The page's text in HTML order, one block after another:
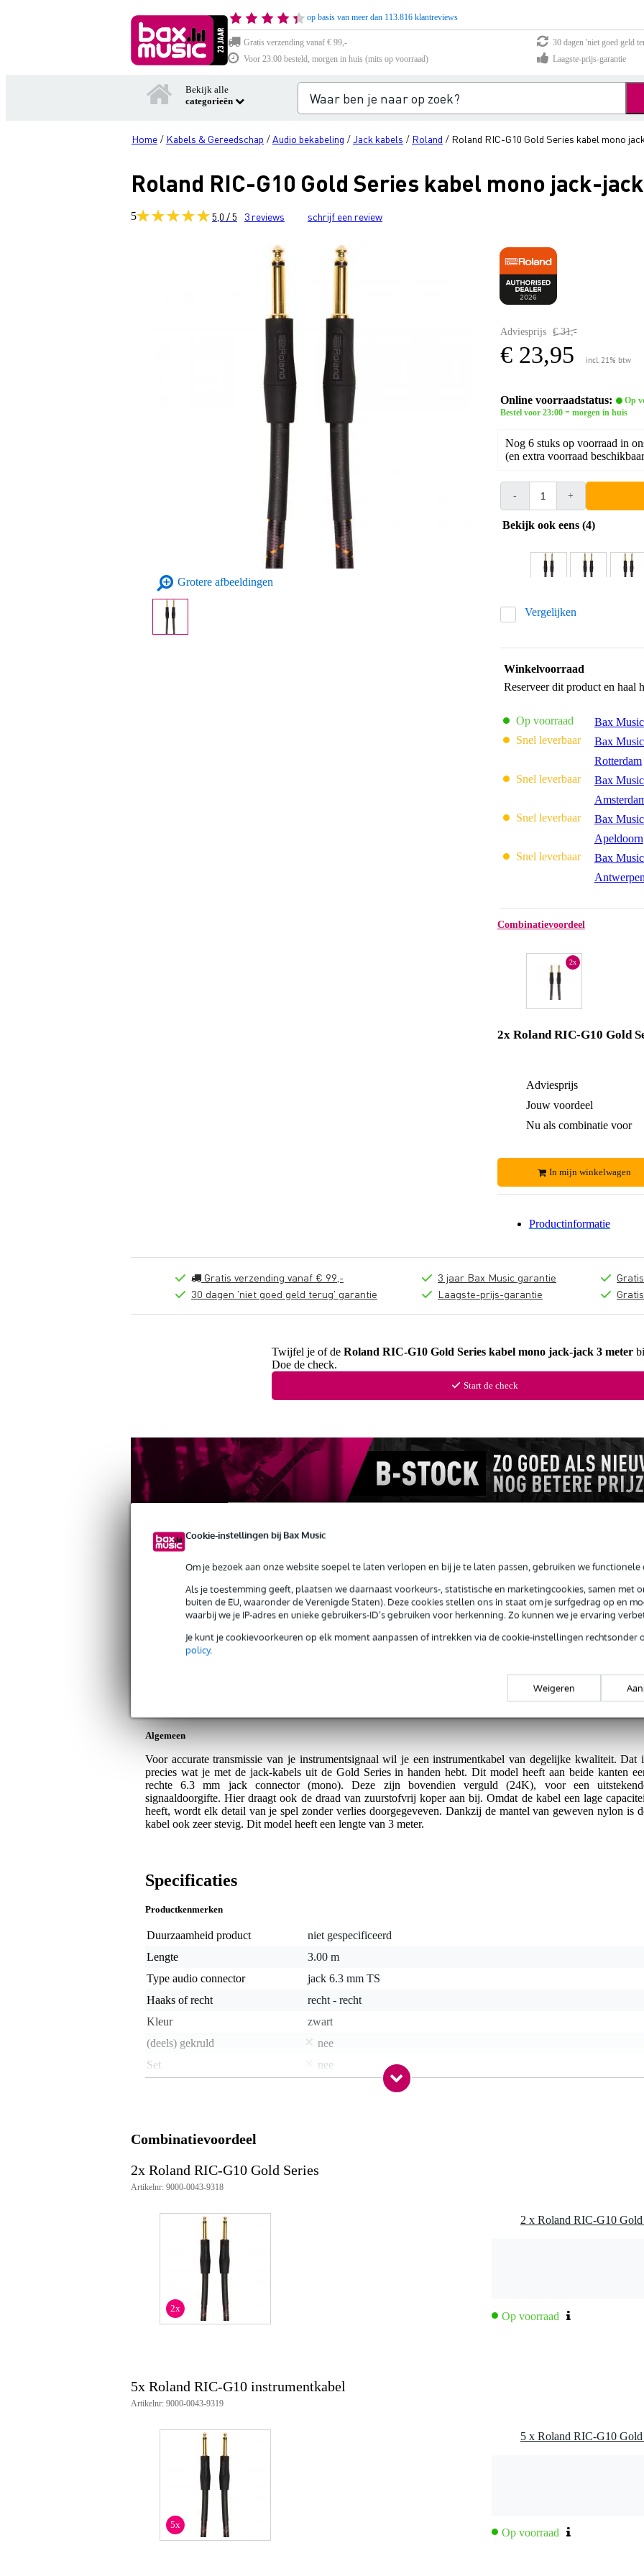
Cookie-instellingen bij Bax Music
Om je bezoek aan onze website soepel te laten verlopen en bij je te laten passen, gebruiken we functionele
Als je toestemming geeft, plaatsen we daarnaast voorkeurs-, statistische en marketingcookies, samen met
buiten de EU, waaronder de Verenigde Staten). Deze cookies stellen ons in staat om je surfgedrag op en
waarbij we je IP-adres en unieke gebruikers-ID’s gebruiken voor herkenning. Zo kunnen we je ervaring
Je kunt je cookievoorkeuren op elk moment aanpassen of intrekken via de cookie-instellingen rechtsonder
policy.
Weigeren
op basis van meer dan 113.816 klantreviews
Gratis verzending vanaf € 99,-
30 dagen 'niet goed geld
Voor 23:00 besteld, morgen in huis (mits op voorraad)
Laagste-prijs-garantie
Bekijk alle
categorieën
Home / Kabels & Gereedschap /Audio bekabeling / Jack kabels / Roland / Roland RIC-G10 Gold Series kabel mono
Roland RIC-G10 Gold Series kabel mono jack-
5 5,0 / 5 3reviews schrijf een review
Grotere afbeeldingen
Adviesprijs € 31,-
€ 23,95 incl. 21% btw
Online voorraadstatus:
Op
Bestel voor 23:00 = morgen in huis
Nog 6 stuks op voorraad in
(en extra voorraad
- +
Bekijk ook eens (4)
Vergelijken
Winkelvoorraad
Reserveer dit product en haal
Op voorraad Bax
Snel leverbaar
Bax
Rotterdam
Snel leverbaar
Bax
Snel leverbaar
Bax
Apeldoorn
Snel leverbaar
Bax
Antwerpen
Combinatievoordeel
2x
2x Roland RIC-G10 Gold
Adviesprijs
Jouw voordeel
Nu als combinatie voor
In mijn winkelwagen
Productinformatie
Gratis verzending vanaf € 99,-
30 dagen 'niet goed geld terug' garantie
3 jaar Bax Music garantie
Laagste-prijs-garantie
Twijfel je of de Roland RIC-G10 Gold Series kabel mono jack-jack 3 meter
Doe de check.
Start de check
Roland RIC-G10 Gold Series kabel mono jack-jack 3 meter
Servicebelofte
Algemeen
Voor accurate transmissie van je instrumentsignaal wil je een instrumentkabel van degelijke kwaliteit. Dat
precies wat je met de jack-kabels uit de Gold Series in handen hebt. Dit model heeft aan beide kanten
rechte 6.3 mm jack connector (mono). Deze zijn bovendien verguld (24K), voor een
signaaldoorgifte. Hier draagt ook de draad van zuurstofvrij koper aan bij. Omdat de kabel een lage
heeft, wordt elk detail van je spel zonder verlies doorgegeveven. Dankzij de mantel van geweven nylon is
kabel ook zeer stevig. Dit model heeft een lengte van 3 meter.
Specificaties
Productkenmerken
Duurzaamheid product
niet gespecificeerd
Lengte
3.00 m
Type audio connector
jack 6.3 mm TS
Haaks of recht
recht - recht
Kleur
zwart
(deels) gekruld
nee
Set
nee
Gewicht en afmetingen inclusief verpakking
Gewicht(incl. verpakking)
Afmeting(incl. verpakking)
Productspecificaties
Roland RIC-G10 instrumentkabel
connectoren:
2x 6.35 mm TS jack recht
verguld, 24K
lengte: 3 meter
zuurstofvrij koperdraad
mantel van geweven nylon
Combinatievoordeel
2x Roland RIC-G10 Gold Series
Artikelnr: 9000-0043-9318
2x
Op voorraad
5x Roland RIC-G10 instrumentkabel
Artikelnr: 9000-0043-9319
5x
Op voorraad